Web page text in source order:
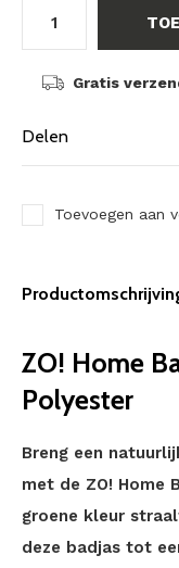
Gratis
Delen
Toevoegen aan
ZO! Home
Polyester
Breng een
met de ZO! Home
groene kleur
deze badjas tot